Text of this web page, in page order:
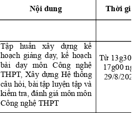
Nội dung Thời gian
Tập huấn xây dựng
kế
hoạch giảng dạy, kế hoạch
bài dạy môn Công nghệ
THPT, Xây dựng Hệ thống
câu hỏi, bài tập luyện tập và
kiểm tra, đánh giá môn môn
Công nghệ THPT
Từ 13g30
17g00
29/8/2025.